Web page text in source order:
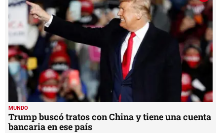
MUNDO
Trump buscó tratos con China y tiene una cuenta
bancaria en ese país